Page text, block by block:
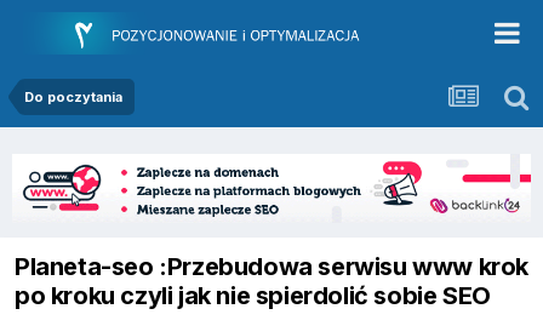
Do poczytania
Planeta-seo :Przebudowa serwisu www krok
po kroku czyli jak nie spierdolić sobie SEO